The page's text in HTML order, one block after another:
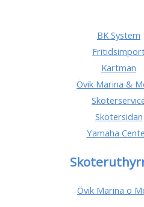
BK System
Kartman
Övik Marina &
Skotersidan
Yamaha
Övik Marina o